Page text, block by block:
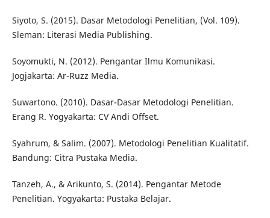
Siyoto, S. (2015). Dasar Metodologi Penelitian, (Vol. 109).
Sleman: Literasi Media Publishing.
Soyomukti, N. (2012). Pengantar Ilmu Komunikasi.
Jogjakarta: Ar-Ruzz Media.
Suwartono. (2010). Dasar-Dasar Metodologi Penelitian.
Erang R. Yogyakarta: CV Andi Offset.
Syahrum, & Salim. (2007). Metodologi Penelitian Kualitatif.
Bandung: Citra Pustaka Media.
Tanzeh, A., & Arikunto, S. (2014). Pengantar Metode
Penelitian. Yogyakarta: Pustaka Belajar.